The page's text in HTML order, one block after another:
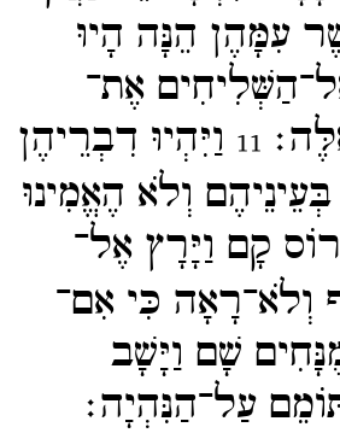
עִמָּהֶן הֵנָּה הָיוּ
אֶת־​
11 וַיִּהְיוּ דִבְרֵיהֶן
וְלֹא הֶאֱמִינוּ
קָם וַיָּרָץ אֶל־​
וְלֹא־​רָאָה כִּי אִם־​
שָׁם וַיָּשָׁב
עַל־​הַנִּהְיָה׃